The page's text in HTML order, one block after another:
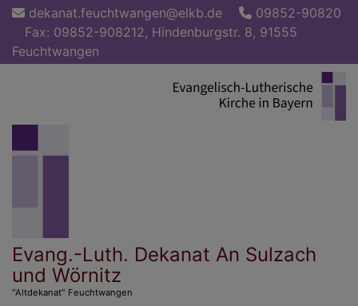
Direkt
Inhalt
dekanat.feuchtwangen@elkb.de
09852-90820
Fax: 09852-908212, Hindenburgstr. 8, 91555
Feuchtwangen
Evang.-Luth. Dekanat An Sulzach
und Wörnitz
"Altdekanat" Feuchtwangen